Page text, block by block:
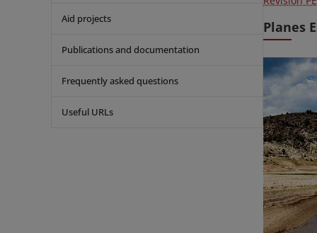
Aid projects
Publications and documentation
Frequently asked questions
Useful URLs
Planes